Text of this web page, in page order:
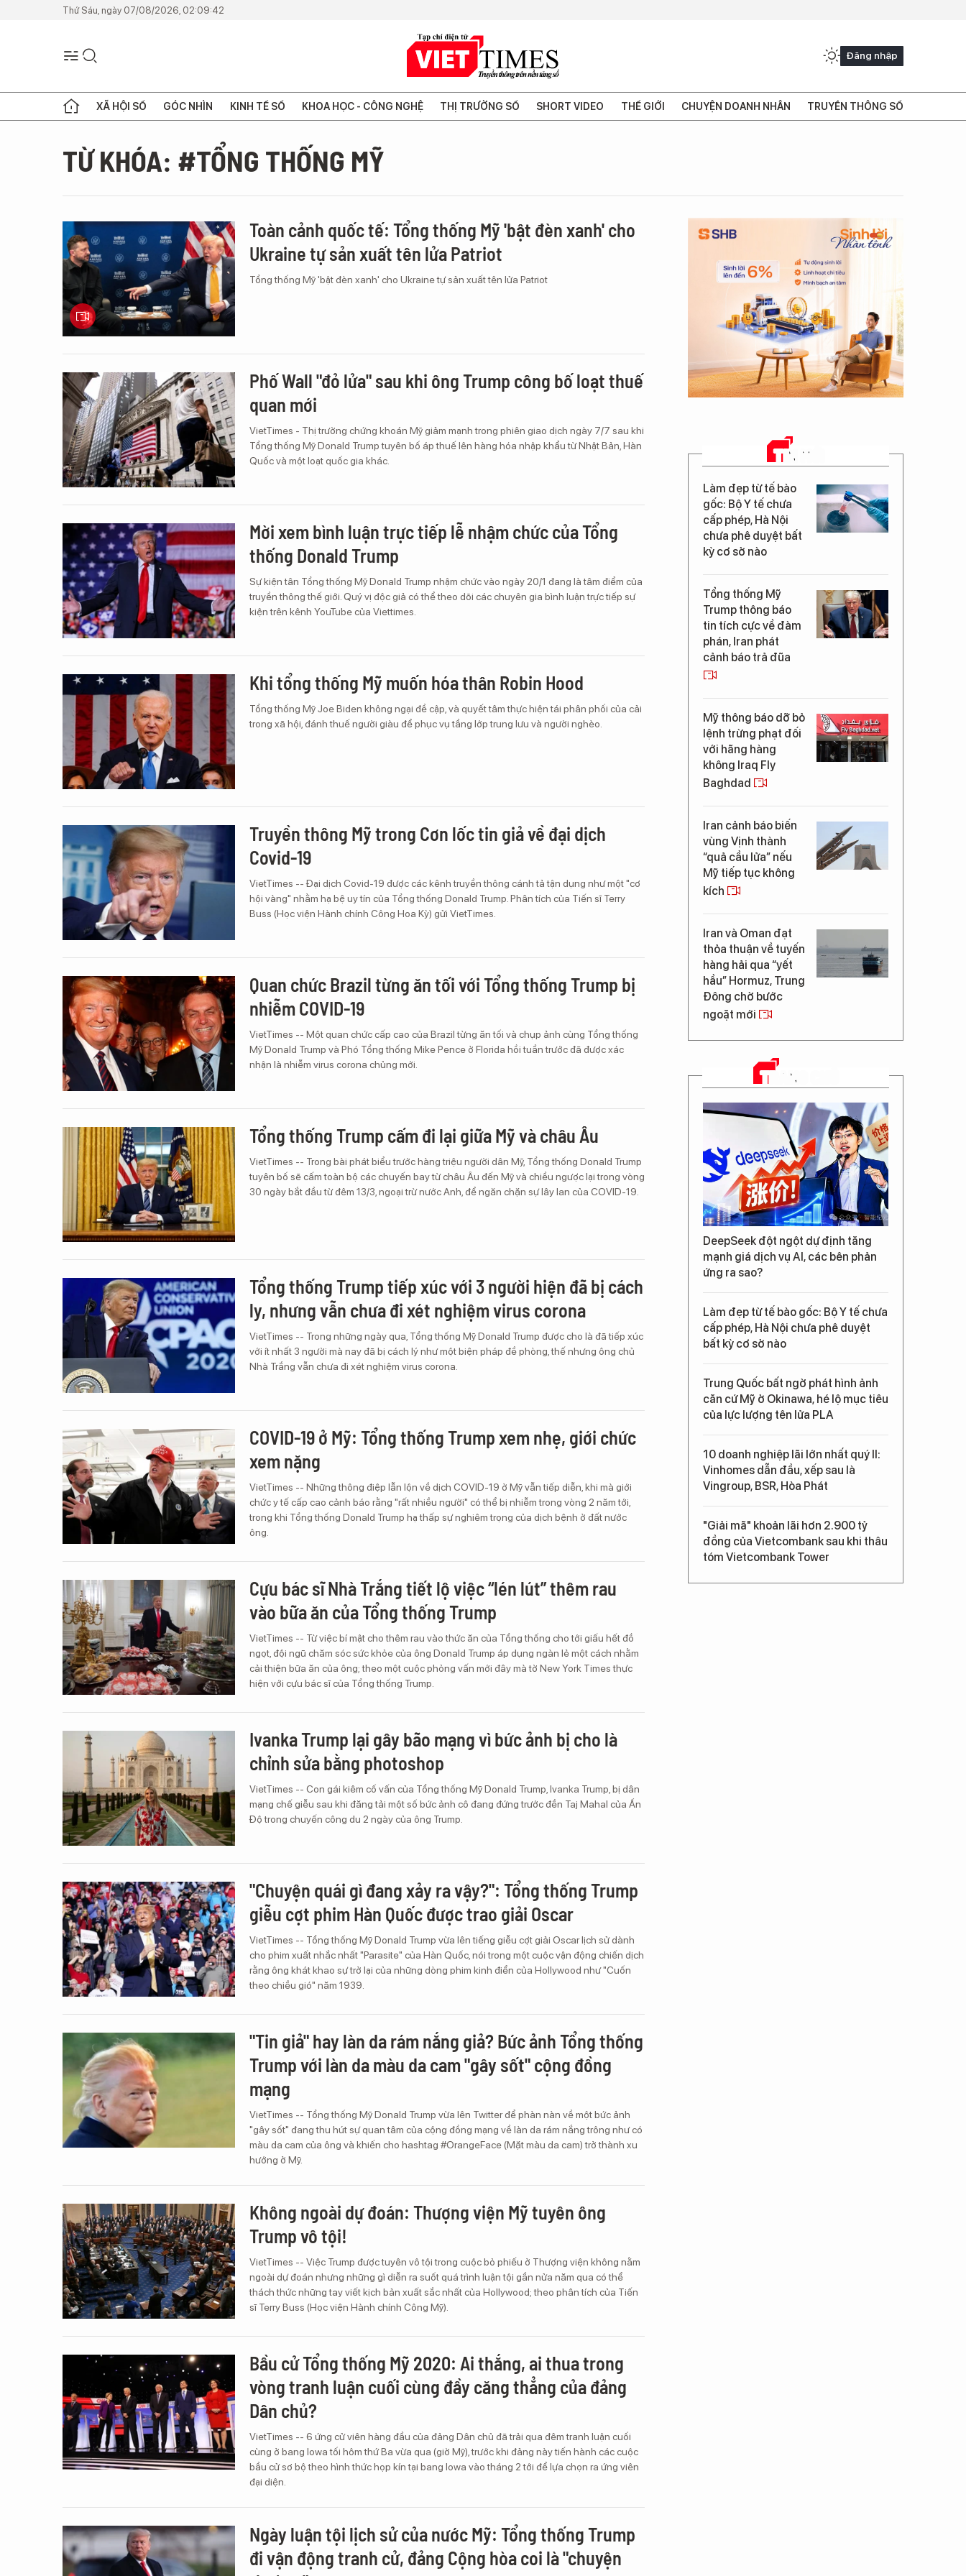
Thứ Sáu, ngày 07/08/2026, 02:09:42
Đăng nhập
XÃ HỘI SỐ GÓC NHÌN KINH TẾ SỐ KHOA HỌC - CÔNG NGHỆ THỊ TRƯỜNG SỐ SHORT VIDEO THẾ GIỚI CHUYỆN DOANH NHÂN TRUYỀN THÔNG SỐ
TỪ KHÓA: #TỔNG THỐNG MỸ
Toàn cảnh quốc tế: Tổng thống Mỹ 'bật đèn xanh' cho
Ukraine tự sản xuất tên lửa Patriot
Tổng thống Mỹ 'bật đèn xanh' cho Ukraine tự sản xuất tên lửa Patriot
Phố Wall "đỏ lửa" sau khi ông Trump công bố loạt thuế
quan mới
VietTimes - Thị trường chứng khoán Mỹ giảm mạnh trong phiên giao dịch ngày 7/7 sau khi
Tổng thống Mỹ Donald Trump tuyên bố áp thuế lên hàng hóa nhập khẩu từ Nhật Bản, Hàn
Quốc và một loạt quốc gia khác.
Mời xem bình luận trực tiếp lễ nhậm chức của Tổng
thống Donald Trump
Sự kiện tân Tổng thống Mỹ Donald Trump nhậm chức vào ngày 20/1 đang là tâm điểm của
truyền thông thế giới. Quý vị độc giả có thể theo dõi các chuyên gia bình luận trực tiếp sự
kiện trên kênh YouTube của Viettimes.
Khi tổng thống Mỹ muốn hóa thân Robin Hood
Tổng thống Mỹ Joe Biden không ngại đề cập, và quyết tâm thực hiện tái phân phối của cải
trong xã hội, đánh thuế người giàu để phục vụ tầng lớp trung lưu và người nghèo.
Truyền thông Mỹ trong Cơn lốc tin giả về đại dịch
Covid-19
VietTimes -- Đại dịch Covid-19 được các kênh truyền thông cánh tả tận dụng như một "cơ
hội vàng" nhằm hạ bệ uy tín của Tổng thống Donald Trump. Phân tích của Tiến sĩ Terry
Buss (Học viện Hành chính Công Hoa Kỳ) gửi VietTimes.
Quan chức Brazil từng ăn tối với Tổng thống Trump bị
nhiễm COVID-19
VietTimes -- Một quan chức cấp cao của Brazil từng ăn tối và chụp ảnh cùng Tổng thống
Mỹ Donald Trump và Phó Tổng thống Mike Pence ở Florida hồi tuần trước đã được xác
nhận là nhiễm virus corona chủng mới.
Tổng thống Trump cấm đi lại giữa Mỹ và châu Âu
VietTimes -- Trong bài phát biểu trước hàng triệu người dân Mỹ, Tổng thống Donald Trump
tuyên bố sẽ cấm toàn bộ các chuyến bay từ châu Âu đến Mỹ và chiều ngược lại trong vòng
30 ngày bắt đầu từ đêm 13/3, ngoại trừ nước Anh, để ngăn chặn sự lây lan của COVID-19.
Tổng thống Trump tiếp xúc với 3 người hiện đã bị cách
ly, nhưng vẫn chưa đi xét nghiệm virus corona
VietTimes -- Trong những ngày qua, Tổng thống Mỹ Donald Trump được cho là đã tiếp xúc
với ít nhất 3 người mà nay đã bị cách lý như một biện pháp đề phòng, thế nhưng ông chủ
Nhà Trắng vẫn chưa đi xét nghiệm virus corona.
COVID-19 ở Mỹ: Tổng thống Trump xem nhẹ, giới chức
xem nặng
VietTimes -- Những thông điệp lẫn lộn về dịch COVID-19 ở Mỹ vẫn tiếp diễn, khi mà giới
chức y tế cấp cao cảnh báo rằng "rất nhiều người" có thể bị nhiễm trong vòng 2 năm tới,
trong khi Tổng thống Donald Trump hạ thấp sự nghiêm trọng của dịch bệnh ở đất nước
ông.
Cựu bác sĩ Nhà Trắng tiết lộ việc “lén lút” thêm rau
vào bữa ăn của Tổng thống Trump
VietTimes -- Từ việc bí mật cho thêm rau vào thức ăn của Tổng thống cho tới giấu hết đồ
ngọt, đội ngũ chăm sóc sức khỏe của ông Donald Trump áp dụng ngàn lẻ một cách nhằm
cải thiện bữa ăn của ông; theo một cuộc phỏng vấn mới đây mà tờ New York Times thực
hiện với cựu bác sĩ của Tổng thống Trump.
Ivanka Trump lại gây bão mạng vì bức ảnh bị cho là
chỉnh sửa bằng photoshop
VietTimes -- Con gái kiêm cố vấn của Tổng thống Mỹ Donald Trump, Ivanka Trump, bị dân
mạng chế giễu sau khi đăng tải một số bức ảnh cô đang đứng trước đền Taj Mahal của Ấn
Độ trong chuyến công du 2 ngày của ông Trump.
"Chuyện quái gì đang xảy ra vậy?": Tổng thống Trump
giễu cợt phim Hàn Quốc được trao giải Oscar
VietTimes -- Tổng thống Mỹ Donald Trump vừa lên tiếng giễu cợt giải Oscar lịch sử dành
cho phim xuất nhắc nhất "Parasite" của Hàn Quốc, nói trong một cuộc vận động chiến dịch
rằng ông khát khao sự trở lại của những dòng phim kinh điển của Hollywood như "Cuốn
theo chiều gió" năm 1939.
"Tin giả" hay làn da rám nắng giả? Bức ảnh Tổng thống
Trump với làn da màu da cam "gây sốt" cộng đồng
mạng
VietTimes -- Tổng thống Mỹ Donald Trump vừa lên Twitter để phàn nàn về một bức ảnh
"gây sốt" đang thu hút sự quan tâm của cộng đồng mạng về làn da rám nắng trông như có
màu da cam của ông và khiến cho hashtag #OrangeFace (Mặt màu da cam) trở thành xu
hướng ở Mỹ.
Không ngoài dự đoán: Thượng viện Mỹ tuyên ông
Trump vô tội!
VietTimes -- Việc Trump được tuyên vô tội trong cuộc bỏ phiếu ở Thượng viện không nằm
ngoài dự đoán nhưng những gì diễn ra suốt quá trình luận tội gần nửa năm qua có thể
thách thức những tay viết kịch bản xuất sắc nhất của Hollywood; theo phân tích của Tiến
sĩ Terry Buss (Học viện Hành chính Công Mỹ).
Bầu cử Tổng thống Mỹ 2020: Ai thắng, ai thua trong
vòng tranh luận cuối cùng đầy căng thẳng của đảng
Dân chủ?
VietTimes -- 6 ứng cử viên hàng đầu của đảng Dân chủ đã trải qua đêm tranh luận cuối
cùng ở bang Iowa tối hôm thứ Ba vừa qua (giờ Mỹ), trước khi đảng này tiến hành các cuộc
bầu cử sơ bộ theo hình thức họp kín tại bang Iowa vào tháng 2 tới để lựa chọn ra ứng viên
đại diện.
Ngày luận tội lịch sử của nước Mỹ: Tổng thống Trump
đi vận động tranh cử, đảng Cộng hòa coi là "chuyện
TIN MỚI
Làm đẹp từ tế bào
gốc: Bộ Y tế chưa
cấp phép, Hà Nội
chưa phê duyệt bất
kỳ cơ sở nào
Tổng thống Mỹ
Trump thông báo
tin tích cực về đàm
phán, Iran phát
cảnh báo trả đũa
Mỹ thông báo dỡ bỏ
lệnh trừng phạt đối
với hãng hàng
không Iraq Fly
Baghdad
Iran cảnh báo biến
vùng Vịnh thành
“quả cầu lửa” nếu
Mỹ tiếp tục không
kích
Iran và Oman đạt
thỏa thuận về tuyến
hàng hải qua “yết
hầu” Hormuz, Trung
Đông chờ bước
ngoặt mới
TRANG CHỦ
DeepSeek đột ngột dự định tăng
mạnh giá dịch vụ AI, các bên phản
ứng ra sao?
Làm đẹp từ tế bào gốc: Bộ Y tế chưa
cấp phép, Hà Nội chưa phê duyệt
bất kỳ cơ sở nào
Trung Quốc bất ngờ phát hình ảnh
căn cứ Mỹ ở Okinawa, hé lộ mục tiêu
của lực lượng tên lửa PLA
10 doanh nghiệp lãi lớn nhất quý II:
Vinhomes dẫn đầu, xếp sau là
Vingroup, BSR, Hòa Phát
"Giải mã" khoản lãi hơn 2.900 tỷ
đồng của Vietcombank sau khi thâu
tóm Vietcombank Tower